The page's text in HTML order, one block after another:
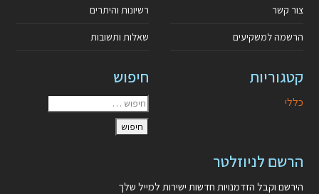
צור קשר
הרשמה למשקיעים
רשיונות והיתרים
שאלות ותשובות
קטגוריות
כללי
חיפוש
הרשם לניוזלטר
הירשם וקבל הזדמנויות חדשות ישירות למייל שלך